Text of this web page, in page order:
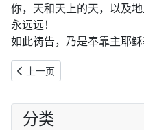
你，天和天上的天，以及
永远远！
如此祷告，乃是奉靠主耶稣
上一篇文章: 2019年12月30
上一页
分类